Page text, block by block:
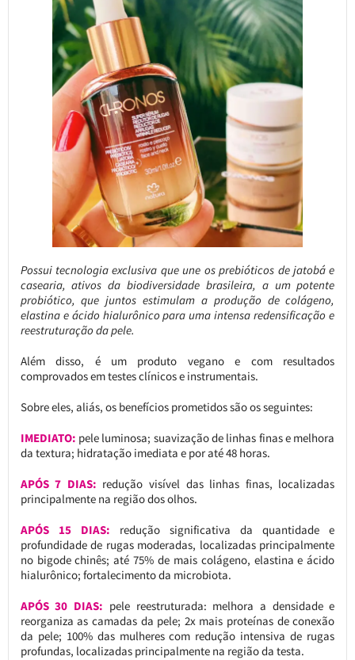
Possui tecnologia exclusiva que une os prebióticos de jatobá e
casearia, ativos da biodiversidade brasileira, a um potente
probiótico, que juntos estimulam a produção de colágeno,
elastina e ácido hialurônico para uma intensa redensificação e
reestruturação da pele.
Além disso, é um produto vegano e com resultados
comprovados em testes clínicos e instrumentais.
Sobre eles, aliás, os benefícios prometidos são os seguintes:
IMEDIATO: pele luminosa; suavização de linhas finas e melhora
da textura; hidratação imediata e por até 48 horas.
APÓS 7 DIAS: redução visível das linhas finas, localizadas
principalmente na região dos olhos.
APÓS 15 DIAS: redução significativa da quantidade e
profundidade de rugas moderadas, localizadas principalmente
no bigode chinês; até 75% de mais colágeno, elastina e ácido
hialurônico; fortalecimento da microbiota.
APÓS 30 DIAS: pele reestruturada: melhora a densidade e
reorganiza as camadas da pele; 2x mais proteínas de conexão
da pele; 100% das mulheres com redução intensiva de rugas
profundas, localizadas principalmente na região da testa.